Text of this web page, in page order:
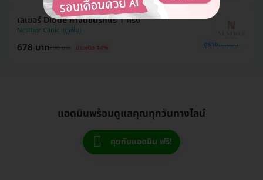
เลเซอร์ Diode กำจัดขนรักแร้ 1 ครั้ง
Nesther Clinic
678 บาท790 บาท ประหยัด 14% ดูรายละเอียด
แอดมินพร้อมดูแลคุณทุกวันทางไลน์
คุยกับแอดมิน ฟรี!